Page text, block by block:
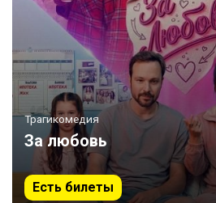
Трагикомедия
За любовь
Есть билеты